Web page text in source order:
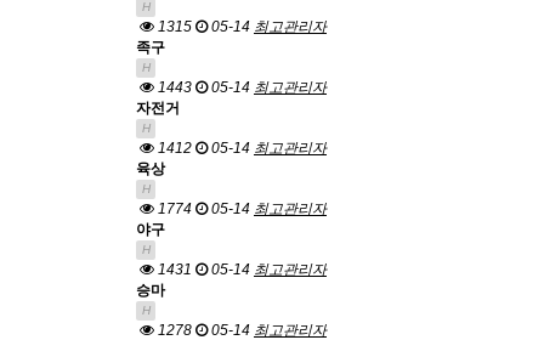
H
1315 05-14 최고관리자
족구
H
1443 05-14 최고관리자
자전거
H
1412 05-14 최고관리자
육상
H
1774 05-14 최고관리자
야구
H
1431 05-14 최고관리자
승마
H
1278 05-14 최고관리자